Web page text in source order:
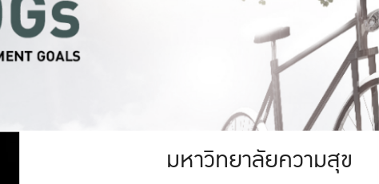
มหาวิทยาลัย
มหาวิทยาลัยความสุข